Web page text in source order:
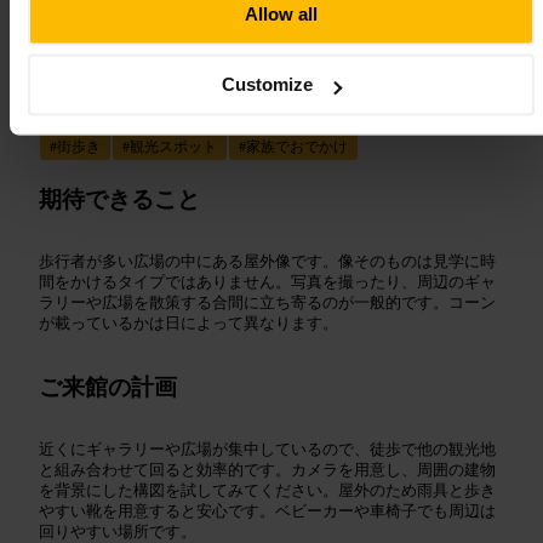
Allow all
Customize
#街歩き #観光スポット #家族でおでかけ
期待できること
歩行者が多い広場の中にある屋外像です。像そのものは見学に時
間をかけるタイプではありません。写真を撮ったり、周辺のギャ
ラリーや広場を散策する合間に立ち寄るのが一般的です。コーン
が載っているかは日によって異なります。
ご来館の計画
近くにギャラリーや広場が集中しているので、徒歩で他の観光地
と組み合わせて回ると効率的です。カメラを用意し、周囲の建物
を背景にした構図を試してみてください。屋外のため雨具と歩き
やすい靴を用意すると安心です。ベビーカーや車椅子でも周辺は
回りやすい場所です。